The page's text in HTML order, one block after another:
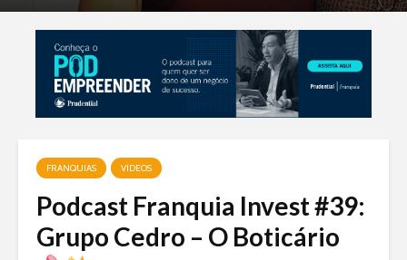
FRANQUIAS VIDEOS
Podcast Franquia Invest #39:
Grupo Cedro – O Boticário